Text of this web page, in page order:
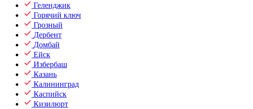
Геленджик
Горячий ключ
Грозный
Дербент
Домбай
Ейск
Избербаш
Казань
Калининград
Каспийск
Кизилюрт